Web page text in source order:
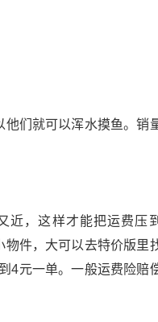
们就可以浑水摸鱼。销
近，这样才能把运费压
件，大可以去特价版里
4元一单。一般运费险赔